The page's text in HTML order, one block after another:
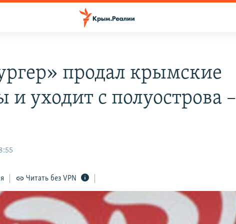
продал крымские
и уходит с полуострова –
Читать без VPN